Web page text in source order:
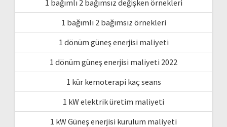
1 bağımlı 2 bağımsız değişken örnekleri
1 bağımlı 2 bağımsız örnekleri
1 dönüm güneş enerjisi maliyeti
1 dönüm güneş enerjisi maliyeti 2022
1 kür kemoterapi kaç seans
1 kW elektrik üretim maliyeti
1 kW Güneş enerjisi kurulum maliyeti